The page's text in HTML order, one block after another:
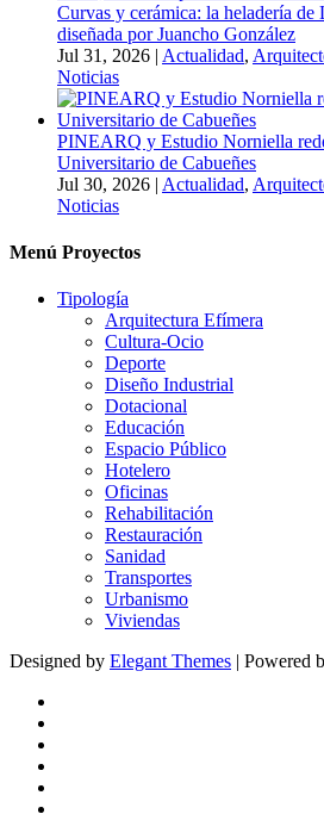
Curvas y cerámica: la heladería de
diseñada por Juancho González
Jul 31, 2026 | Actualidad,
Noticias
PINEARQ y Estudio Norniella
Universitario de Cabueñes
Jul 30, 2026 | Actualidad,
Noticias
Menú Proyectos
Tipología
Arquitectura Efímera
Cultura-Ocio
Deporte
Diseño Industrial
Dotacional
Educación
Espacio Público
Hotelero
Oficinas
Rehabilitación
Restauración
Sanidad
Transportes
Urbanismo
Viviendas
Designed by Elegant Themes | Powered